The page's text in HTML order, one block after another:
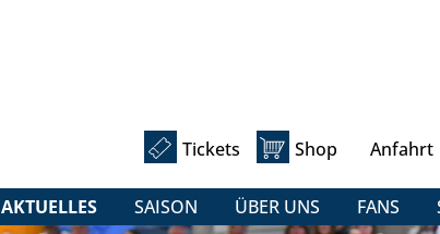
Anfahrt
Shop
Tickets
AKTUELLES SAISON ÜBER UNS FANS